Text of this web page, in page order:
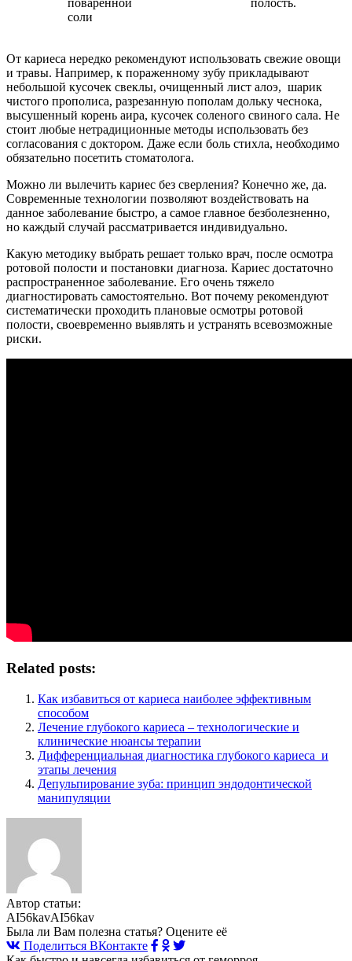
поваренной
соли
полость.
От кариеса нередко рекомендуют использовать свежие овощи
и травы. Например, к пораженному зубу прикладывают
небольшой кусочек свеклы, очищенный лист алоэ, шарик
чистого прополиса, разрезанную пополам дольку чеснока,
высушенный корень аира, кусочек соленого свиного сала. Не
стоит любые нетрадиционные методы использовать без
согласования с доктором. Даже если боль стихла, необходимо
обязательно посетить стоматолога.
Можно ли вылечить кариес без сверления? Конечно же, да.
Современные технологии позволяют воздействовать на
данное заболевание быстро, а самое главное безболезненно,
но каждый случай рассматривается индивидуально.
Какую методику выбрать решает только врач, после осмотра
ротовой полости и постановки диагноза. Кариес достаточно
распространенное заболевание. Его очень тяжело
диагностировать самостоятельно. Вот почему рекомендуют
систематически проходить плановые осмотры ротовой
полости, своевременно выявлять и устранять всевозможные
риски.
Related posts:
Как избавиться от кариеса наиболее эффективным
способом
Лечение глубокого кариеса – технологические и
клинические нюансы терапии
Дифференциальная диагностика глубокого кариеса и
этапы лечения
Депульпирование зуба: принцип эндодонтической
манипуляции
Автор статьи:
AI56kavAI56kav
Была ли Вам полезна статья? Оцените её
Поделиться ВКонтакте